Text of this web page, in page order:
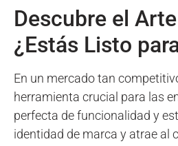
Descubre el
¿Estás Listo
En un mercado tan
herramienta crucial para las
perfecta de funcionalidad y
identidad de marca y atrae al